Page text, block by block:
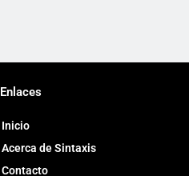
Enlaces
Inicio
Acerca de Sintaxis
Contacto